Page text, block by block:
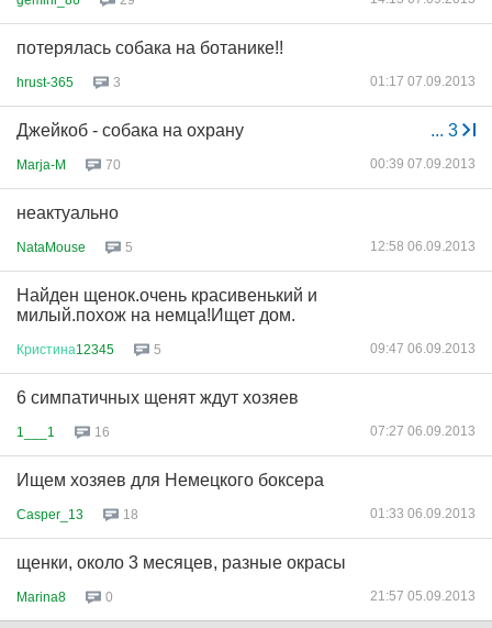
потерялась собака на ботанике!!
hrust-365 3 01:17 07.09.2013
... 3
Джейкоб - собака на охрану
Marja-M 70 00:39 07.09.2013
неактуально
NataMouse 5 12:58 06.09.2013
Найден щенок.очень красивенький и
милый.похож на немца!Ищет дом.
Кристина12345 5 09:47 06.09.2013
6 симпатичных щенят ждут хозяев
1___1 16 07:27 06.09.2013
Ищем хозяев для Немецкого боксера
Casper_13 18 01:33 06.09.2013
щенки, около 3 месяцев, разные окрасы
Marina8 0 21:57 05.09.2013